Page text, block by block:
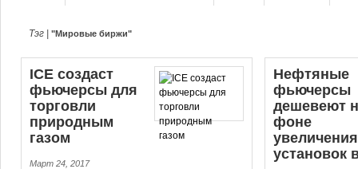
Тэг | "Мировые биржи"
ICE создаст
фьючерсы для
торговли
природным
газом
Март 24, 2017
Нефтяные
фьючерсы
дешевеют
фоне
установок